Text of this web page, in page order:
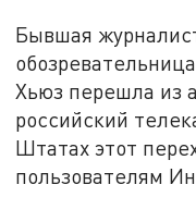
Бывшая
Хьюз перешла из
российский
Штатах этот
пользователям